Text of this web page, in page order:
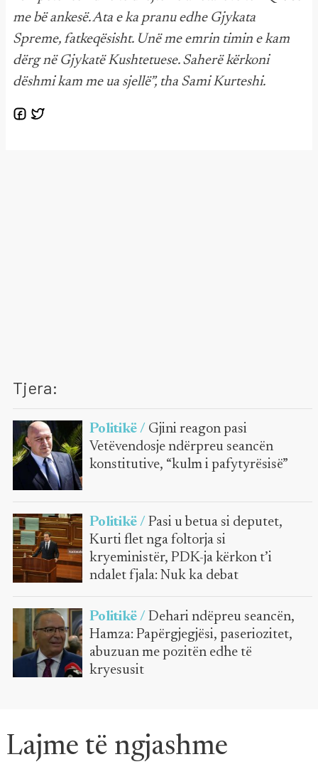
me bë ankesë. Ata e ka pranu edhe Gjykata
Spreme, fatkeqësisht. Unë me emrin timin e kam
dërg në Gjykatë Kushtetuese. Saherë kërkoni
dëshmi kam me ua sjellë”, tha Sami Kurteshi.
Tjera:
Politikë / Gjini reagon pasi
Vetëvendosje ndërpreu seancën
konstitutive, “kulm i pafytyrësisë”
Politikë / Pasi u betua si deputet,
Kurti flet nga foltorja si
kryeministër, PDK-ja kërkon t’i
ndalet fjala: Nuk ka debat
Politikë / Dehari ndëpreu seancën,
Hamza: Papërgjegjësi, paseriozitet,
abuzuan me pozitën edhe të
kryesusit
Lajme të ngjashme